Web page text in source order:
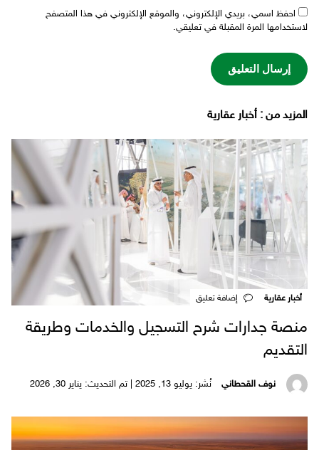
احفظ اسمي، بريدي الإلكتروني، والموقع الإلكتروني في هذا المتصفح
لاستخدامها المرة المقبلة في تعليقي.
‫المزيد من ‬: أخبار عقارية
أخبار عقارية
منصة جدارات شرح التسجيل والخدمات وطريقة
التقديم
نوف القحطاني نُشر: يوليو 13, 2025 | تم التحديث: يناير 30, 2026